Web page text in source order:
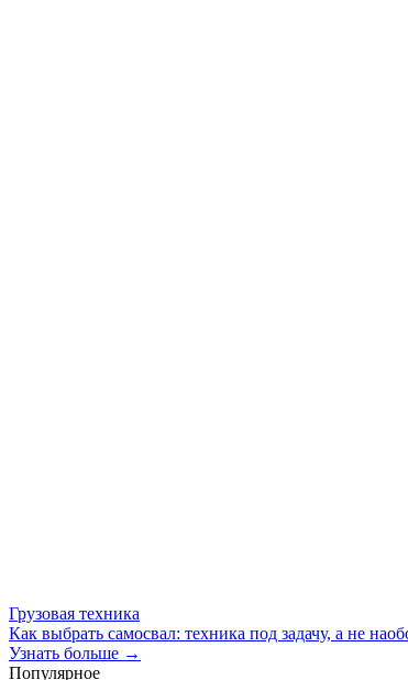
Грузовая техника
Как выбрать самосвал: техника под задачу, а не
Узнать больше →
Популярное